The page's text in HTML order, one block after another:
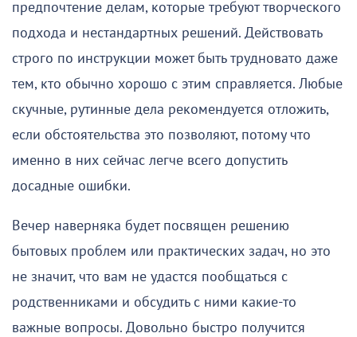
предпочтение делам, которые требуют творческого
подхода и нестандартных решений. Действовать
строго по инструкции может быть трудновато даже
тем, кто обычно хорошо с этим справляется. Любые
скучные, рутинные дела рекомендуется отложить,
если обстоятельства это позволяют, потому что
именно в них сейчас легче всего допустить
досадные ошибки.
Вечер наверняка будет посвящен решению
бытовых проблем или практических задач, но это
не значит, что вам не удастся пообщаться с
родственниками и обсудить с ними какие-то
важные вопросы. Довольно быстро получится